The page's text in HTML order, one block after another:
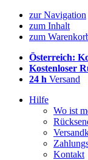
zur Navigation
zum Inhalt
zum
Österreich:
Kostenloser
24 h Versand
Hilfe
Wo ist
Kontakt